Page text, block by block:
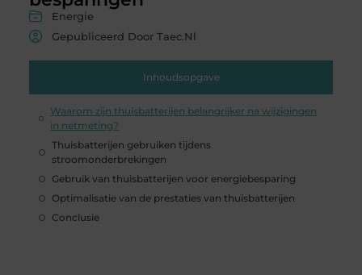
Energie
Gepubliceerd Door Taec.nl
Inhoudsopgave
Waarom zijn thuisbatterijen belangrijker na wijzigingen
in netmeting?
Thuisbatterijen gebruiken tijdens
stroomonderbrekingen
Gebruik van thuisbatterijen voor energiebesparing
Optimalisatie van de prestaties van thuisbatterijen
Conclusie